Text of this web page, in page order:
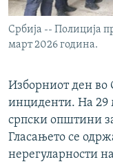
Србија -- Полиција
март 2026 година.
Изборниот ден во
инциденти. На 29
српски општини
Гласањето се
нерегуларности